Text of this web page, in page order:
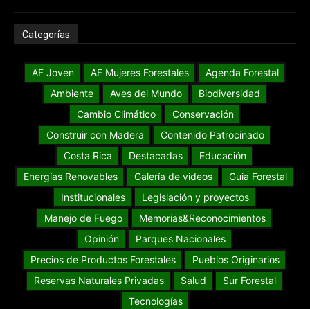
Categorías
AF Joven AF Mujeres Forestales
Agenda Forestal
Ambiente
Aves del Mundo
Biodiversidad
Cambio Climático
Conservación
Construir con Madera
Contenido Patrocinado
Costa Rica
Destacadas
Educación
Energías Renovables
Galería de videos
Guia Forestal
Institucionales
Legislación y proyectos
Manejo de Fuego
Memorias&Reconocimientos
Opinión
Parques Nacionales
Precios de Productos Forestales
Pueblos Originarios
Reservas Naturales Privadas
Salud
Sur Forestal
Tecnologías